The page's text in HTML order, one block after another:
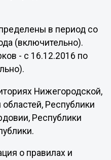
в период со
(включительно).
- с 16.12.2016 по
Нижегородской,
Республики
Республики
о правилах и